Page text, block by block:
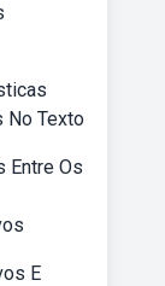
No Texto
Entre Os
E